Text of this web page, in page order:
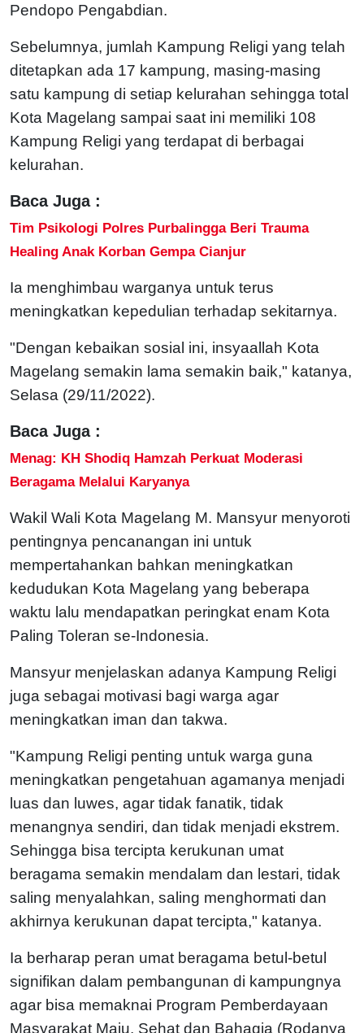
Pendopo Pengabdian.
Sebelumnya, jumlah Kampung Religi yang telah
ditetapkan ada 17 kampung, masing-masing
satu kampung di setiap kelurahan sehingga total
Kota Magelang sampai saat ini memiliki 108
Kampung Religi yang terdapat di berbagai
kelurahan.
Baca Juga :
Tim Psikologi Polres Purbalingga Beri Trauma
Healing Anak Korban Gempa Cianjur
Ia menghimbau warganya untuk terus
meningkatkan kepedulian terhadap sekitarnya.
"Dengan kebaikan sosial ini, insyaallah Kota
Magelang semakin lama semakin baik," katanya,
Selasa (29/11/2022).
Baca Juga :
Menag: KH Shodiq Hamzah Perkuat Moderasi
Beragama Melalui Karyanya
Wakil Wali Kota Magelang M. Mansyur menyoroti
pentingnya pencanangan ini untuk
mempertahankan bahkan meningkatkan
kedudukan Kota Magelang yang beberapa
waktu lalu mendapatkan peringkat enam Kota
Paling Toleran se-Indonesia.
Mansyur menjelaskan adanya Kampung Religi
juga sebagai motivasi bagi warga agar
meningkatkan iman dan takwa.
"Kampung Religi penting untuk warga guna
meningkatkan pengetahuan agamanya menjadi
luas dan luwes, agar tidak fanatik, tidak
menangnya sendiri, dan tidak menjadi ekstrem.
Sehingga bisa tercipta kerukunan umat
beragama semakin mendalam dan lestari, tidak
saling menyalahkan, saling menghormati dan
akhirnya kerukunan dapat tercipta," katanya.
Ia berharap peran umat beragama betul-betul
signifikan dalam pembangunan di kampungnya
agar bisa memaknai Program Pemberdayaan
Masyarakat Maju, Sehat dan Bahagia (Rodanya